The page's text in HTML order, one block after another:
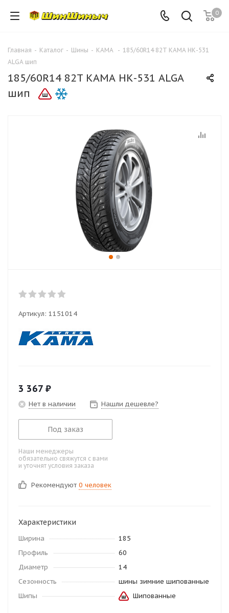
0
Главная - Каталог - Шины - КАМА - 185/60R14 82T КАМА НК-531
ALGA шип
185/60R14 82T КАМА НК-531 ALGA
шип
Артикул: 1151014
3 367 ₽
Нет в наличии Нашли дешевле?
Под заказ
Наши менеджеры
обязательно свяжутся с вами
и уточнят условия заказа
Рекомендуют 0 человек
Характеристики
Ширина
185
Профиль
60
Диаметр
14
Сезонность
шины зимние шипованные
Шипы
Шипованные